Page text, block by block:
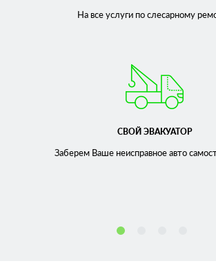
На все услуги по слесарному
СВОЙ ЭВАКУАТОР
Заберем Ваше неисправноеавто